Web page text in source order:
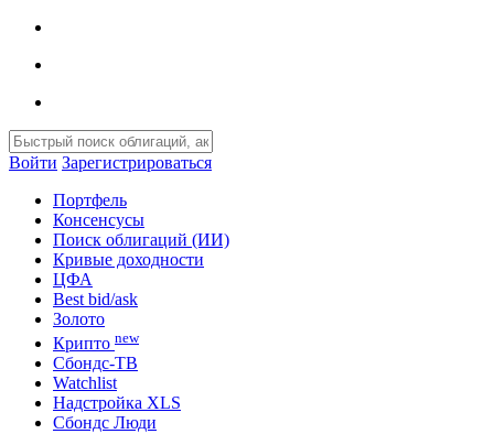
Войти Зарегистрироваться
Портфель
Консенсусы
Поиск облигаций (ИИ)
Кривые доходности
ЦФА
Best bid/ask
Золото
Крипто new
Сбондс-ТВ
Watchlist
Надстройка XLS
Сбондс Люди